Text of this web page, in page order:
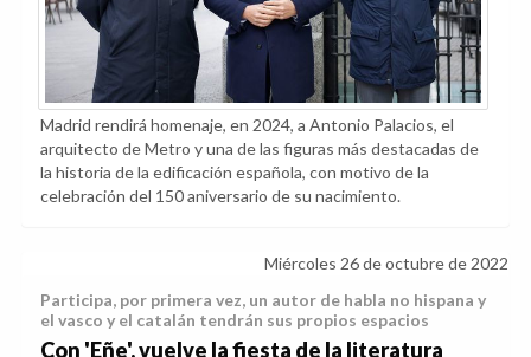
Madrid rendirá homenaje, en 2024, a Antonio Palacios, el
arquitecto de Metro y una de las figuras más destacadas de
la historia de la edificación española, con motivo de la
celebración del 150 aniversario de su nacimiento.
Miércoles 26 de octubre de 2022
Participa, por primera vez, un autor de habla no hispana y
el vasco y el catalán tendrán sus propios espacios
Con 'Eñe', vuelve la fiesta de la literatura